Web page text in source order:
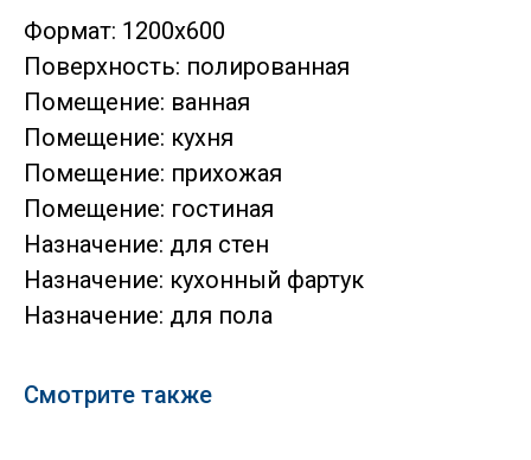
Формат: 1200x600
Поверхность: полированная
Помещение: ванная
Помещение: кухня
Помещение: прихожая
Помещение: гостиная
Назначение: для стен
Назначение: кухонный фартук
Назначение: для пола
Смотрите также